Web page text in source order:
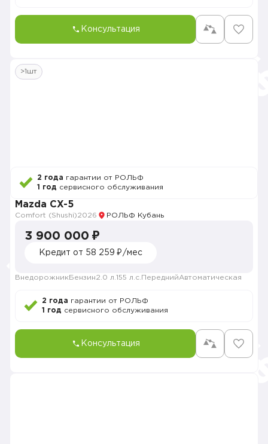
Консультация
>1шт
2 года гарантии от РОЛЬФ
1 год сервисного обслуживания
Mazda CX-5
Comfort (Shushi)2026 РОЛЬФ Кубань
3 900 000 ₽
Кредит от 58 259 ₽/мес
Внедорожник Бензин2.0 л. 155 л.с. ПереднийАвтоматическая
2 года гарантии от РОЛЬФ
1 год сервисного обслуживания
Консультация